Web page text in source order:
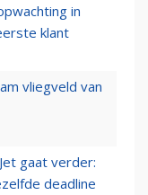
in
klant
vliegveld van
gaat verder:
deadline